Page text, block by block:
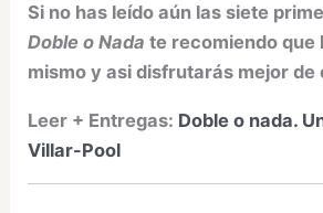
Si no has leído aún las siete
Doble o Nada te recomiendo que
mismo y asi disfrutarás mejor de
Leer + Entregas: Doble o nada.
Villar-Pool